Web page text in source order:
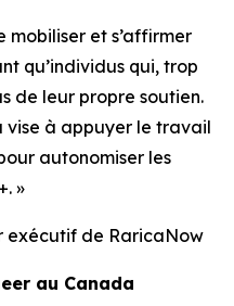
mobiliser et s’affirmer
qu’individus qui, trop
de leur propre soutien.
vise à appuyer le travail
autonomiser les
»
exécutif de RaricaNow
au Canada